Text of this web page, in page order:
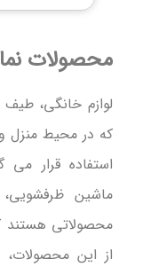
محصولات
لوازم خانگی،
که در محیط منزل و
استفاده قرار می
ماشین
محصولاتی
از این محصولات،